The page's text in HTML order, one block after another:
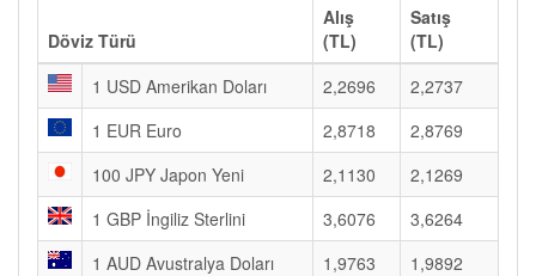
Döviz Türü
Alış
(TL)
Satış
(TL)
1 USD Amerikan Doları
2,2696
2,2737
1 EUR Euro
2,8718
2,8769
100 JPY Japon Yeni
2,1130
2,1269
1 GBP İngiliz Sterlini
3,6076
3,6264
1 AUD Avustralya Doları
1,9763
1,9892